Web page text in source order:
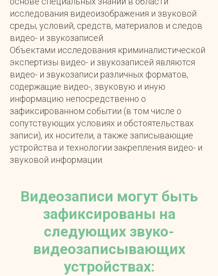
исследования видеоизображения и звуковой
среды, условий, средств, материалов и следов
видео- и звукозаписей.
Объектами исследования криминалистической
экспертизы видео- и звукозаписей являются
видео- и звукозаписи различных форматов,
содержащие видео-, звуковую и иную
информацию непосредственно о
зафиксированном событии (в том числе о
сопутствующих условиях и обстоятельствах
записи), их носители, а также записывающие
устройства и технологии закрепления видео- и
звуковой информации.
Видеозаписи могут быть
зафиксированы на
следующих звуко-
видеозаписывающих
устройствах: